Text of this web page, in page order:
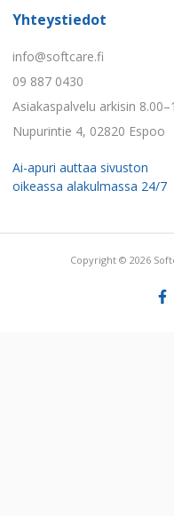
Yhteystiedot
info@softcare.fi
09 887 0430
Asiakaspalvelu arkisin
Nupurintie 4, 02820 Espoo
Ai-apuri auttaa sivuston
oikeassa alakulmassa 24/7
Copyright © 2026